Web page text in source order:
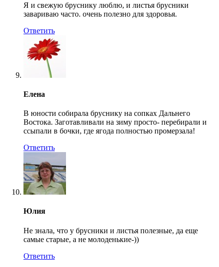
Я и свежую бруснику люблю, и листья брусники
завариваю часто. очень полезно для здоровья.
Ответить
Елена
В юности собирала бруснику на сопках Дальнего
Востока. Заготавливали на зиму просто- перебирали и
ссыпали в бочки, где ягода полностью промерзала!
Ответить
Юлия
Не знала, что у брусники и листья полезные, да еще
самые старые, а не молоденькие-))
Ответить